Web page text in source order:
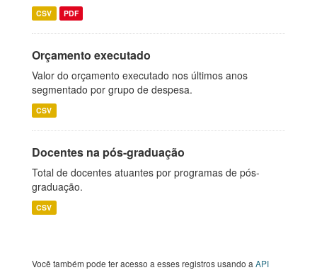
CSV PDF
Orçamento executado
Valor do orçamento executado nos últimos anos
segmentado por grupo de despesa.
CSV
Docentes na pós-graduação
Total de docentes atuantes por programas de pós-
graduação.
CSV
Você também pode ter acesso a esses registros usando a API